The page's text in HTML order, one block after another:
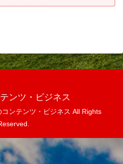
ンツ・ビジネス
ンテンツ・ビジネス All Rights